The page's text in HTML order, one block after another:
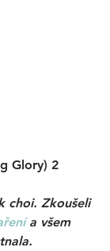
Glory) 2
choi. Zkoušeli
a všem